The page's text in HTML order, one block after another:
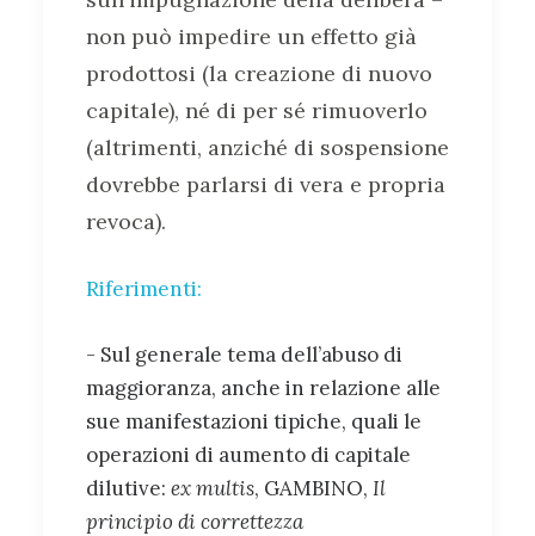
non può impedire un effetto già
prodottosi (la creazione di nuovo
capitale), né di per sé rimuoverlo
(altrimenti, anziché di sospensione
dovrebbe parlarsi di vera e propria
revoca).
Riferimenti:
- Sul generale tema dell’abuso di
maggioranza, anche in relazione alle
sue manifestazioni tipiche, quali le
operazioni di aumento di capitale
dilutive: ex multis, GAMBINO, Il
principio di correttezza